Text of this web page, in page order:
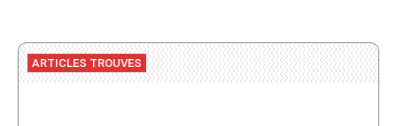
ARTICLES TROUVES